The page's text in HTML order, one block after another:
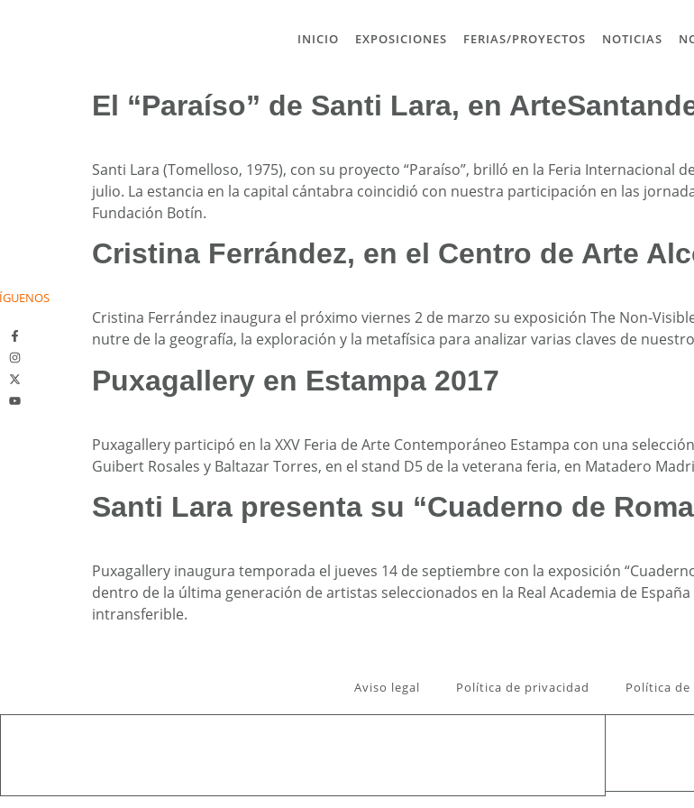
INICIO EXPOSICIONES FERIAS/PROYECTOS NOTICIAS
El “Paraíso” de Santi Lara, en
Santi Lara (Tomelloso, 1975), con su proyecto “Paraíso”, brilló en la Feria Internacional
julio. La estancia en la capital cántabra coincidió con nuestra participación en las
Fundación Botín.
Cristina Ferrández, en el Centro de Arte
Cristina Ferrández inaugura el próximo viernes 2 de marzo su exposición The Non-
nutre de la geografía, la exploración y la metafísica para analizar varias claves de
Puxagallery en Estampa 2017
Puxagallery participó en la XXV Feria de Arte Contemporáneo Estampa con una
Guibert Rosales y Baltazar Torres, en el stand D5 de la veterana feria, en Matadero
Santi Lara presenta su “Cuaderno de
Puxagallery inaugura temporada el jueves 14 de septiembre con la exposición
dentro de la última generación de artistas seleccionados en la Real Academia de
intransferible.
Aviso legal Política de privacidad Política de